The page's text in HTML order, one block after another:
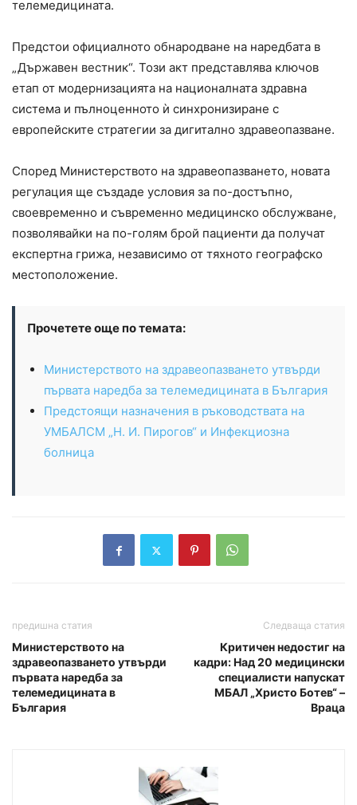
телемедицината.
Предстои официалното обнародване на наредбата в
„Държавен вестник“. Този акт представлява ключов
етап от модернизацията на националната здравна
система и пълноценното ѝ синхронизиране с
европейските стратегии за дигитално здравеопазване.
Според Министерството на здравеопазването, новата
регулация ще създаде условия за по-достъпно,
своевременно и съвременно медицинско обслужване,
позволявайки на по-голям брой пациенти да получат
експертна грижа, независимо от тяхното географско
местоположение.
Прочетете още по темата:
Министерството на здравеопазването утвърди
първата наредба за телемедицината в България
Предстоящи назначения в ръководствата на
УМБАЛСМ „Н. И. Пирогов“ и Инфекциозна
болница
предишна статия
Министерството на
здравеопазването утвърди
първата наредба за
телемедицината в
България
Следваща статия
Критичен недостиг на
кадри: Над 20 медицински
специалисти напускат
МБАЛ „Христо Ботев“ –
Враца